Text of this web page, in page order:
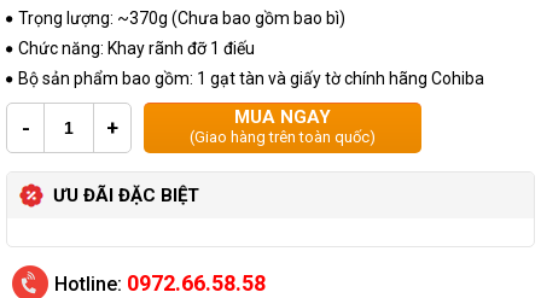
Trọng lượng: ~370g (Chưa bao gồm bao bì)
Chức năng: Khay rãnh đỡ 1 điếu
Bộ sản phẩm bao gồm: 1 gạt tàn và giấy tờ chính hãng Cohiba
- + MUA NGAY
(Giao hàng trên toàn quốc)
ƯU ĐÃI ĐẶC BIỆT
Hotline: 0972.66.58.58